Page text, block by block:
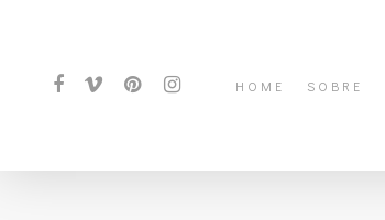
HOME SOBRE